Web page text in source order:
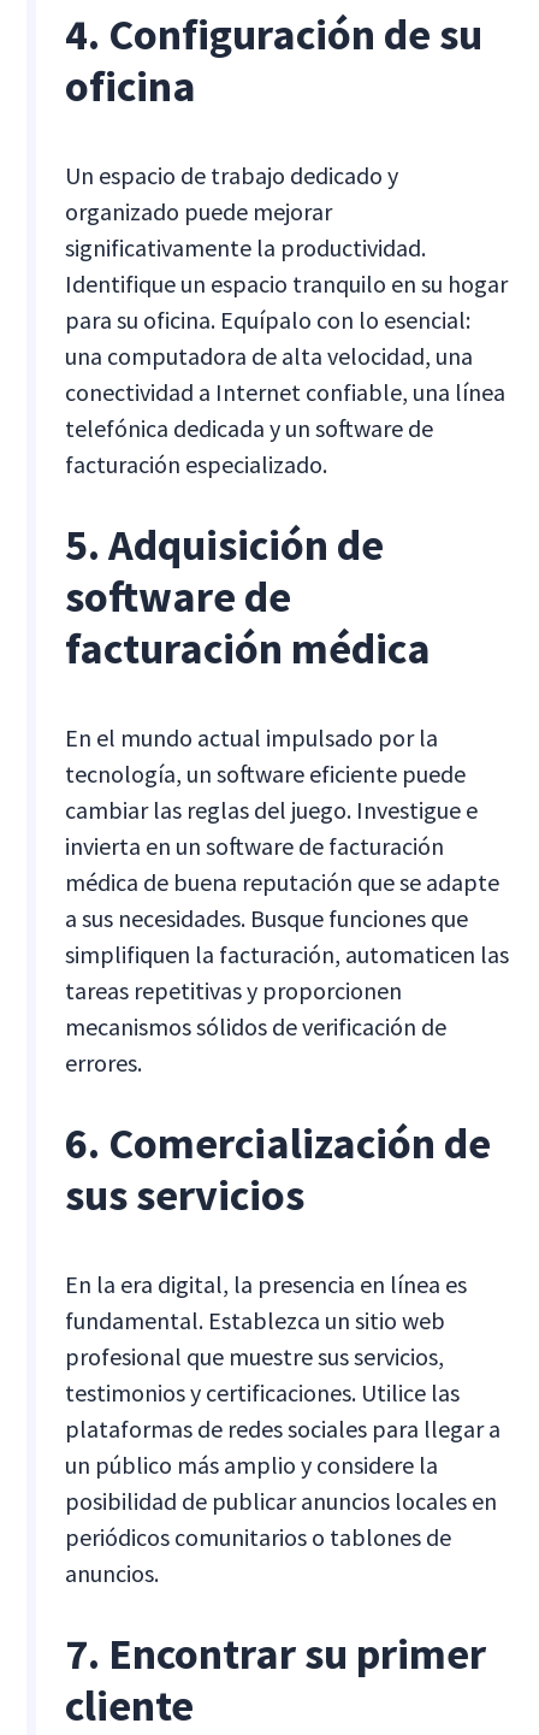
4. Configuración de su
oficina
Un espacio de trabajo dedicado y
organizado puede mejorar
significativamente la productividad.
Identifique un espacio tranquilo en su hogar
para su oficina. Equípalo con lo esencial:
una computadora de alta velocidad, una
conectividad a Internet confiable, una línea
telefónica dedicada y un software de
facturación especializado.
5. Adquisición de
software de
facturación médica
En el mundo actual impulsado por la
tecnología, un software eficiente puede
cambiar las reglas del juego. Investigue e
invierta en un software de facturación
médica de buena reputación que se adapte
a sus necesidades. Busque funciones que
simplifiquen la facturación, automaticen las
tareas repetitivas y proporcionen
mecanismos sólidos de verificación de
errores.
6. Comercialización de
sus servicios
En la era digital, la presencia en línea es
fundamental. Establezca un sitio web
profesional que muestre sus servicios,
testimonios y certificaciones. Utilice las
plataformas de redes sociales para llegar a
un público más amplio y considere la
posibilidad de publicar anuncios locales en
periódicos comunitarios o tablones de
anuncios.
7. Encontrar su primer
cliente